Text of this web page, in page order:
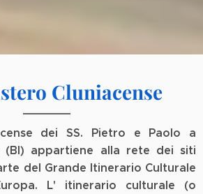
Cluniacense
dei SS. Pietro e Paolo a
(BI) appartiene alla rete dei siti
del Grande Itinerario Culturale
L' itinerario culturale (o